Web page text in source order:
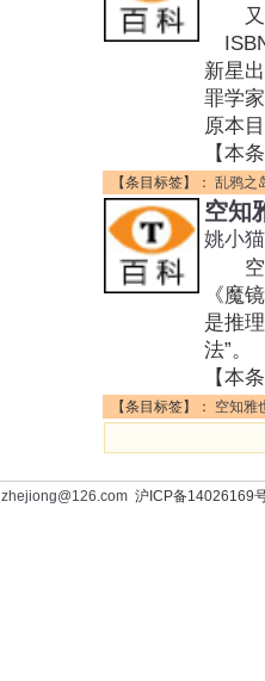
又
新星
罪学
原本
【本
【条目标签】： 乱鸦之
空知
姚小猫
空知
《魔
是推
法”。
【本
【条目标签】： 空知雅
zhejiong@126.com沪ICP备14026169